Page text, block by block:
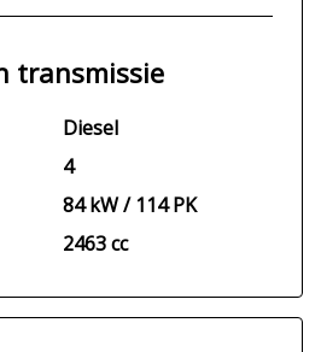
transmissie
Diesel
4
84 kW / 114 PK
2463 cc